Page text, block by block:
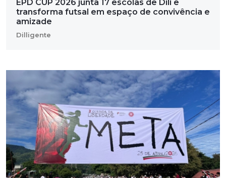
EPD CUP 2026 junta 17 escolas de Díli e
transforma futsal em espaço de convivência e
amizade
Dilligente